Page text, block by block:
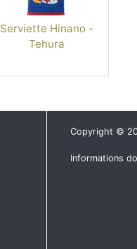
Serviette Hinano -
Tehura
Copyright ©
Informations